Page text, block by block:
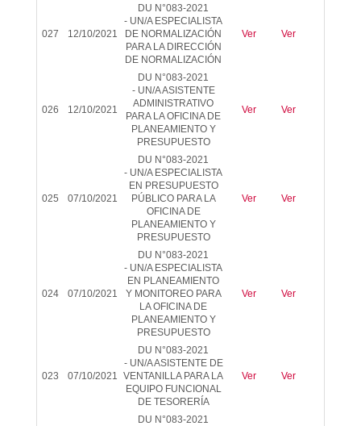
027 12/10/2021
DU N°083-2021
- UN/A ESPECIALISTA
DE NORMALIZACIÓN
PARA LA DIRECCIÓN
DE NORMALIZACIÓN
Ver Ver
026 12/10/2021
DU N°083-2021
- UN/A ASISTENTE
ADMINISTRATIVO
PARA LA OFICINA DE
PLANEAMIENTO Y
PRESUPUESTO
Ver Ver
025 07/10/2021
DU N°083-2021
- UN/A ESPECIALISTA
EN PRESUPUESTO
PÚBLICO PARA LA
OFICINA DE
PLANEAMIENTO Y
PRESUPUESTO
Ver Ver
024 07/10/2021
DU N°083-2021
- UN/A ESPECIALISTA
EN PLANEAMIENTO
Y MONITOREO PARA
LA OFICINA DE
PLANEAMIENTO Y
PRESUPUESTO
Ver Ver
023 07/10/2021
DU N°083-2021
- UN/A ASISTENTE DE
VENTANILLA PARA LA
EQUIPO FUNCIONAL
DE TESORERÍA
Ver Ver
DU N°083-2021